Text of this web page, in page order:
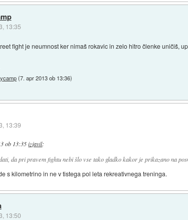
13:35
fight je neumnost ker nimaš rokavic in zelo hitro členke uničiš,
(7. apr 2013 ob 13:36)
13:39
ob 13:35 izjavil:
da pri pravem fightu nebi šlo vse tako gladko kakor je prikazano na
s kilometrino in ne v tistega pol leta rekreativnega treninga.
13:50